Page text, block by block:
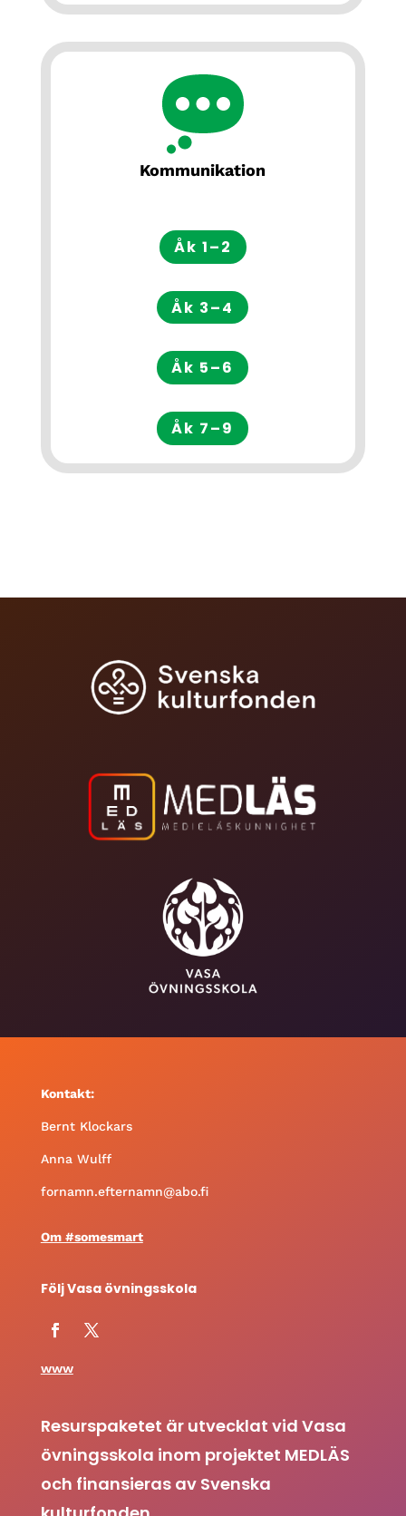
Kommunikation
Åk 1–2
Åk 3–4
Åk 5–6
Åk 7–9
Kontakt:
Bernt Klockars
Anna Wulff
fornamn.efternamn@abo.fi
Om #somesmart
Följ Vasa övningsskola
www
Resurspaketet är utvecklat vid Vasa
övningsskola inom projektet MEDLÄS
och finansieras av Svenska